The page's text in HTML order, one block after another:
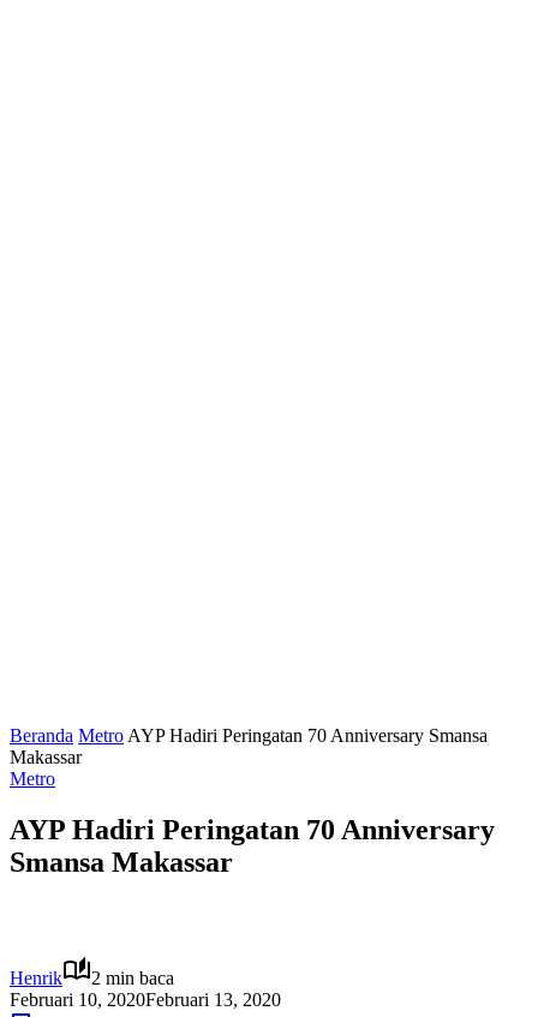
Beranda Metro AYP Hadiri Peringatan 70 Anniversary Smansa
Makassar
Metro
AYP Hadiri Peringatan 70 Anniversary
Smansa Makassar
Henrik
2 min baca
Februari 10, 2020Februari 13, 2020